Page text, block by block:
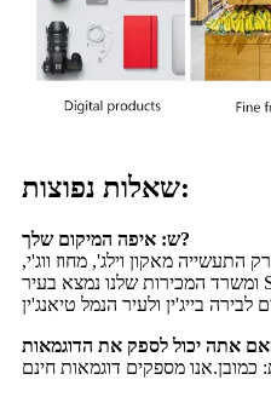
שאלות נפוצות:
ש: איפה המיקום שלך?
מאקון וילג', מחוז ווג'י,
ומשרד המכירות שלנו נמצא בעיר Shi Jiazhuang, בירת מחוז